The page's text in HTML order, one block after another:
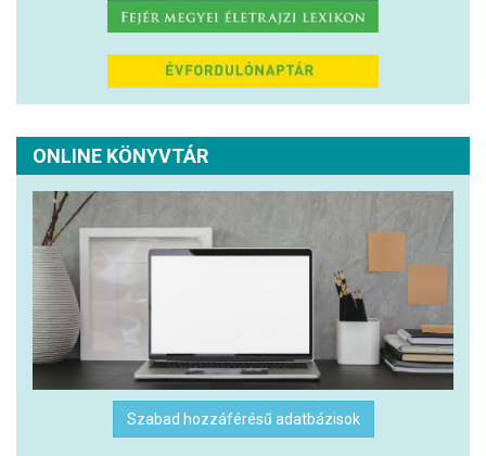
ONLINE KÖNYVTÁR
Szabad hozzáférésű adatbázisok